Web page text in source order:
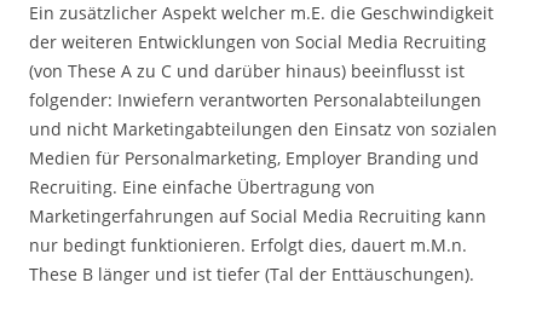
Ein zusätzlicher Aspekt welcher m.E. die Geschwindigkeit
der weiteren Entwicklungen von Social Media Recruiting
(von These A zu C und darüber hinaus) beeinflusst ist
folgender: Inwiefern verantworten Personalabteilungen
und nicht Marketingabteilungen den Einsatz von sozialen
Medien für Personalmarketing, Employer Branding und
Recruiting. Eine einfache Übertragung von
Marketingerfahrungen auf Social Media Recruiting kann
nur bedingt funktionieren. Erfolgt dies, dauert m.M.n.
These B länger und ist tiefer (Tal der Enttäuschungen).